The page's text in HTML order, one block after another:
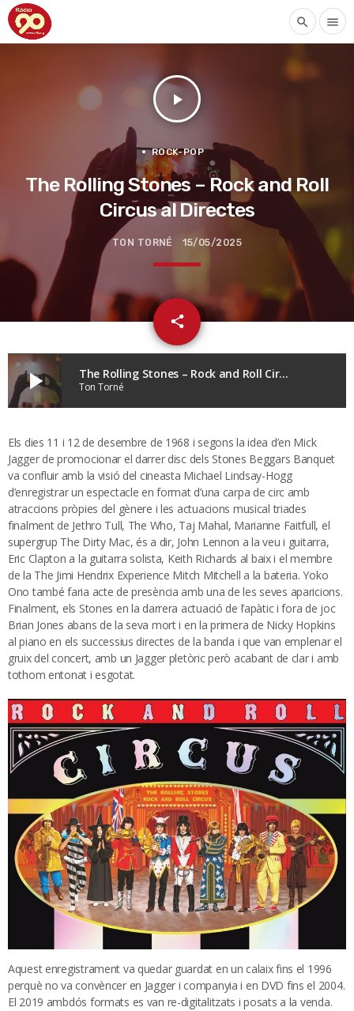
search menu
play_arrow
ROCK-POP
The Rolling Stones – Rock and Roll
Circus al Directes
TON TORNÉ 15/05/2025
share
email
play_arrow The Rolling Stones – Rock and Roll Circus al Directes
Ton Torné
Els dies 11 i 12 de desembre de 1968 i segons la idea d’en Mick
Jagger de promocionar el darrer disc dels Stones Beggars Banquet
va confluir amb la visió del cineasta Michael Lindsay-Hogg
d’enregistrar un espectacle en format d’una carpa de circ amb
atraccions pròpies del gènere i les actuacions musical triades
finalment de Jethro Tull, The Who, Taj Mahal, Marianne Faitfull, el
supergrup The Dirty Mac, és a dir, John Lennon a la veu i guitarra,
Eric Clapton a la guitarra solista, Keith Richards al baix i el membre
de la The Jimi Hendrix Experience Mitch Mitchell a la bateria. Yoko
Ono també faria acte de presència amb una de les seves aparicions.
Finalment, els Stones en la darrera actuació de l’apàtic i fora de joc
Brian Jones abans de la seva mort i en la primera de Nicky Hopkins
al piano en els successius directes de la banda i que van emplenar el
gruix del concert, amb un Jagger pletòric però acabant de clar i amb
tothom entonat i esgotat.
Aquest enregistrament va quedar guardat en un calaix fins el 1996
perquè no va convèncer en Jagger i companyia i en DVD fins el 2004.
El 2019 ambdós formats es van re-digitalitzats i posats a la venda.